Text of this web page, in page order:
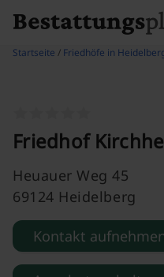
Startseite / Friedhöfe in
Friedhof
Heuauer Weg 45
69124 Heidelberg
Kontakt